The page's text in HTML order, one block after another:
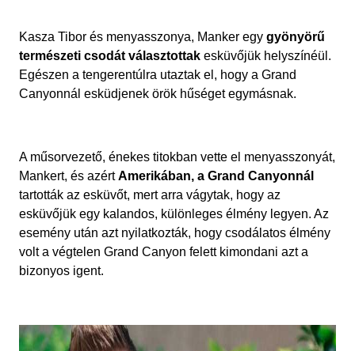
Kasza Tibor és menyasszonya, Manker egy gyönyörű
természeti csodát választottak esküvőjük helyszínéül.
Egészen a tengerentúlra utaztak el, hogy a Grand
Canyonnál esküdjenek örök hűséget egymásnak.
A műsorvezető, énekes titokban vette el menyasszonyát,
Mankert, és azértAmerikában, a Grand Canyonnál
tartották az esküvőt, mert arra vágytak, hogy az
esküvőjük egy kalandos, különleges élmény legyen. Az
esemény után azt nyilatkozták, hogy csodálatos élmény
volt a végtelen Grand Canyon felett kimondani azt a
bizonyos igent.